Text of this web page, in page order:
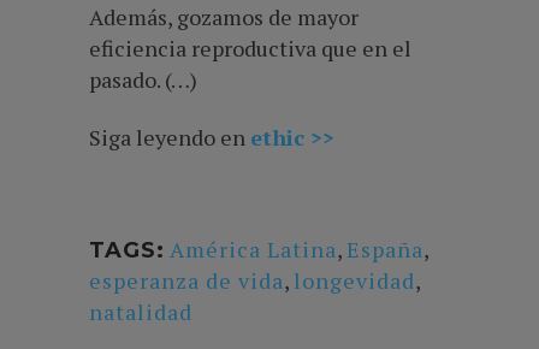
Además, gozamos de mayor
eficiencia reproductiva que en el
pasado. (…)
Siga leyendo en ethic >>
TAGS: América Latina, España,
esperanza de vida, longevidad,
natalidad